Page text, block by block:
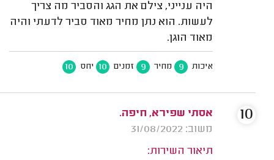
היה ענייני, צילם את הגג והסביר מה צריך
לעשות. הוא נתן מחיר מאוד סביר לדעתי והיה
מאוד הוגן.
איכות 9 מחיר 9 זמנים 10 יחס 10
אסתי שפירא, חיפה.
משוב: 31/08/2022
תיאור השירות:
10